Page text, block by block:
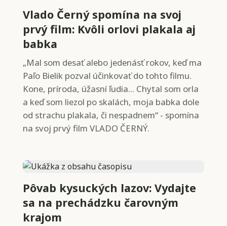
Vlado Černý spomína na svoj
prvý film: Kvôli orlovi plakala aj
babka
„Mal som desať alebo jedenásť rokov, keď ma
Paľo Bielik pozval účinkovať do tohto filmu.
Kone, príroda, úžasní ľudia... Chytal som orla
a keď som liezol po skalách, moja babka dole
od strachu plakala, či nespadnem“ - spomína
na svoj prvý film VLADO ČERNÝ.
Pôvab kysuckých lazov: Vydajte
sa na prechádzku čarovným
krajom